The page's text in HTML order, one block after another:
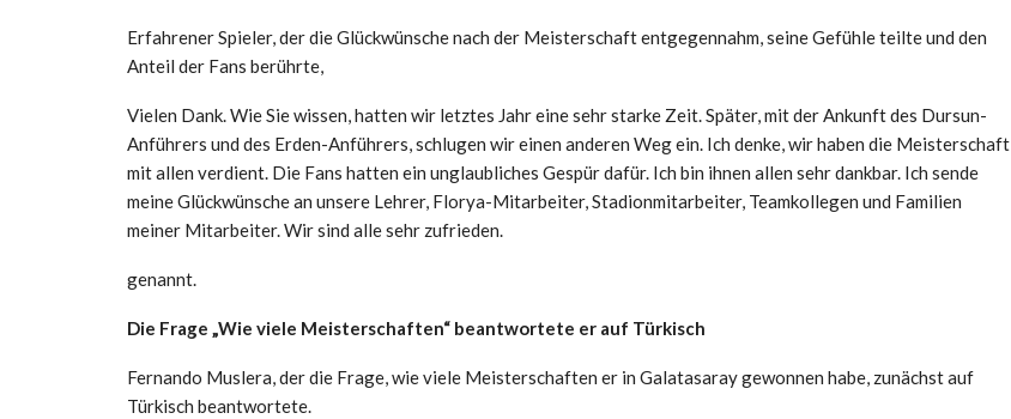
Erfahrener Spieler, der die Glückwünsche nach der Meisterschaft entgegennahm, seine Gefühle teilte und den
Anteil der Fans berührte,
Vielen Dank. Wie Sie wissen, hatten wir letztes Jahr eine sehr starke Zeit. Später, mit der Ankunft des Dursun-
Anführers und des Erden-Anführers, schlugen wir einen anderen Weg ein. Ich denke, wir haben die Meisterschaft
mit allen verdient. Die Fans hatten ein unglaubliches Gespür dafür. Ich bin ihnen allen sehr dankbar. Ich sende
meine Glückwünsche an unsere Lehrer, Florya-Mitarbeiter, Stadionmitarbeiter, Teamkollegen und Familien
meiner Mitarbeiter. Wir sind alle sehr zufrieden.
genannt.
Die Frage „Wie viele Meisterschaften“ beantwortete er auf Türkisch
Fernando Muslera, der die Frage, wie viele Meisterschaften er in Galatasaray gewonnen habe, zunächst auf
Türkisch beantwortete.